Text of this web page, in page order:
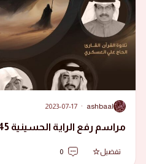
A
ashbaal
·
2023-07-17
مراسم رفع الراية الحسينية 1445 هجرية
تفضيل 0